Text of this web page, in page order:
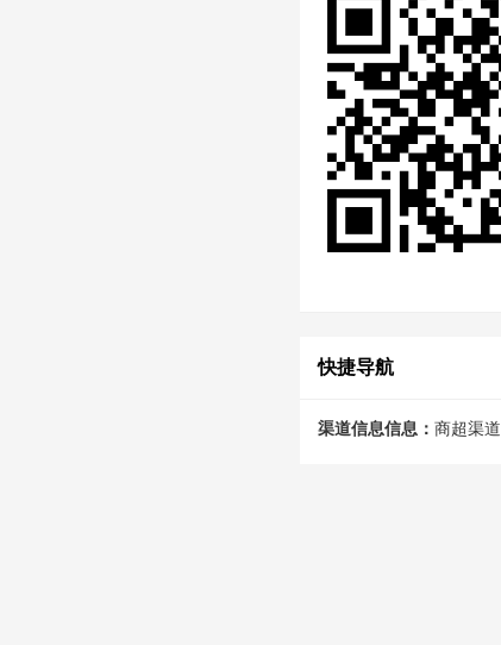
快捷导航
渠道信息信息： 商超渠道